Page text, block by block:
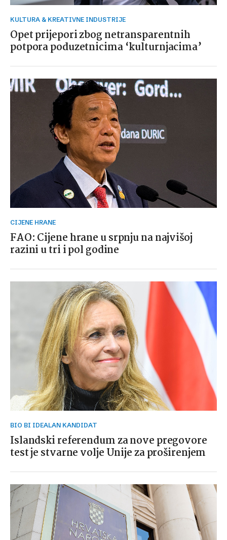
KULTURA & KREATIVNE INDUSTRIJE
Opet prijepori zbog netransparentnih
potpora poduzetnicima ‘kulturnjacima’
CIJENE HRANE
FAO: Cijene hrane u srpnju na najvišoj
razini u tri i pol godine
BIO BI IDEALAN KANDIDAT
Islandski referendum za nove pregovore
test je stvarne volje Unije za proširenjem